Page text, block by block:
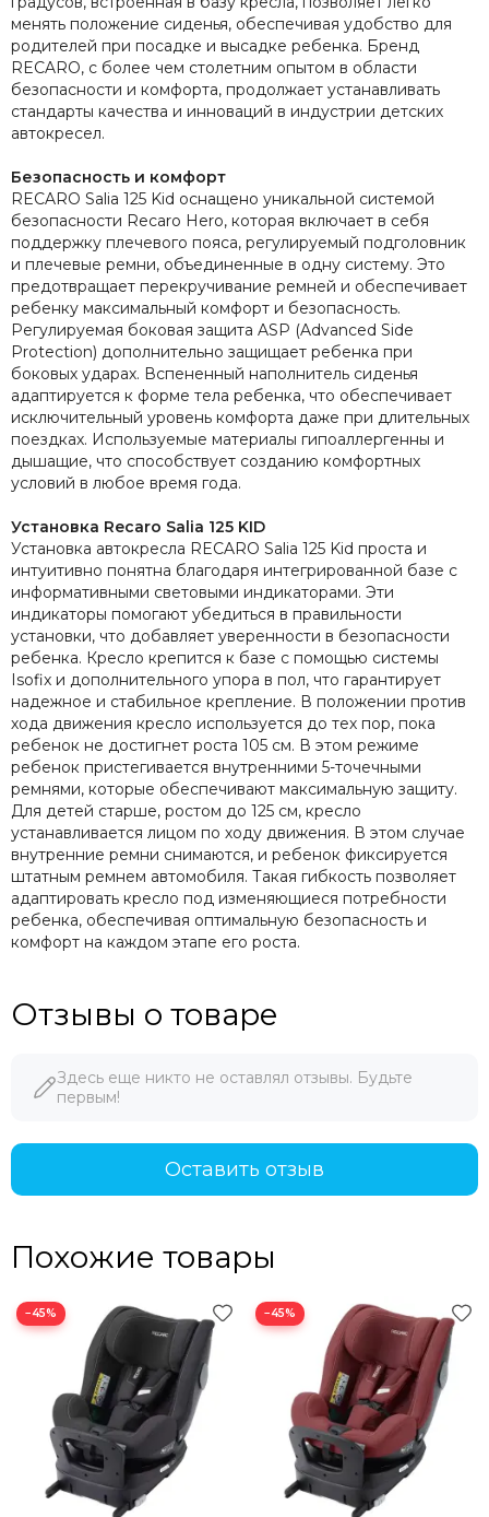
менять положение сиденья, обеспечивая удобство для
родителей при посадке и высадке ребенка. Бренд
RECARO, с более чем столетним опытом в области
безопасности и комфорта, продолжает устанавливать
стандарты качества и инноваций в индустрии детских
автокресел.
Безопасность и комфорт
RECARO Salia 125 Kid оснащено уникальной системой
безопасности Recaro Hero, которая включает в себя
поддержку плечевого пояса, регулируемый подголовник
и плечевые ремни, объединенные в одну систему. Это
предотвращает перекручивание ремней и обеспечивает
ребенку максимальный комфорт и безопасность.
Регулируемая боковая защита ASP (Advanced Side
Protection) дополнительно защищает ребенка при
боковых ударах. Вспененный наполнитель сиденья
адаптируется к форме тела ребенка, что обеспечивает
исключительный уровень комфорта даже при длительных
поездках. Используемые материалы гипоаллергенны и
дышащие, что способствует созданию комфортных
условий в любое время года.
Установка Recaro Salia 125 KID
Установка автокресла RECARO Salia 125 Kid проста и
интуитивно понятна благодаря интегрированной базе с
информативными световыми индикаторами. Эти
индикаторы помогают убедиться в правильности
установки, что добавляет уверенности в безопасности
ребенка. Кресло крепится к базе с помощью системы
Isofix и дополнительного упора в пол, что гарантирует
надежное и стабильное крепление. В положении против
хода движения кресло используется до тех пор, пока
ребенок не достигнет роста 105 см. В этом режиме
ребенок пристегивается внутренними 5-точечными
ремнями, которые обеспечивают максимальную защиту.
Для детей старше, ростом до 125 см, кресло
устанавливается лицом по ходу движения. В этом случае
внутренние ремни снимаются, и ребенок фиксируется
штатным ремнем автомобиля. Такая гибкость позволяет
адаптировать кресло под изменяющиеся потребности
ребенка, обеспечивая оптимальную безопасность и
комфорт на каждом этапе его роста.
Отзывы о товаре
Здесь еще никто не оставлял отзывы. Будьте
первым!
Оставить отзыв
Похожие товары
−45% −45%